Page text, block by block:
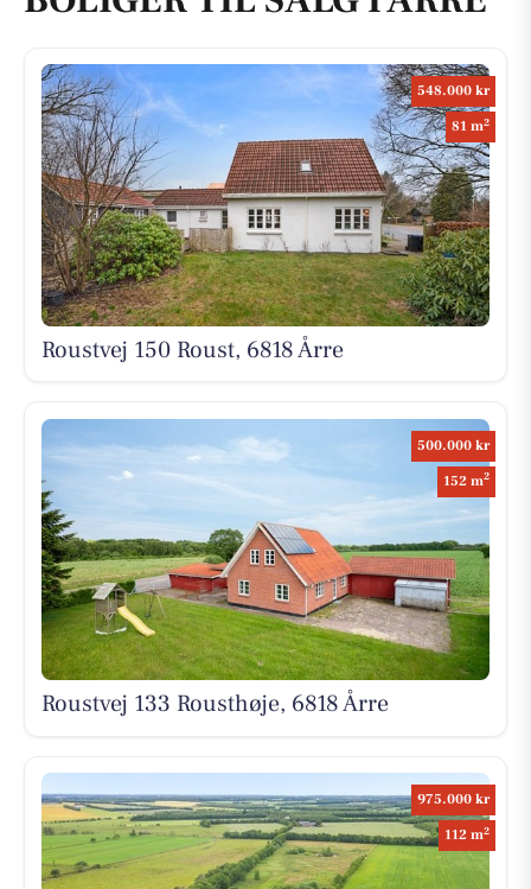
548.000 kr
81 m2
Roustvej 150 Roust, 6818 Årre
500.000 kr
152 m2
Roustvej 133 Rousthøje, 6818 Årre
975.000 kr
112 m2